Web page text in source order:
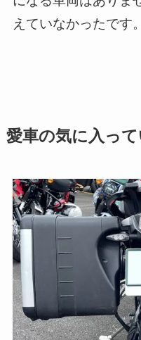
えていなかったです。
愛車の気に入っ